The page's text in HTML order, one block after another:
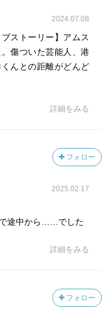
2024.07.08
ストーリー】アムス
傷ついた芸能人、港
んとの距離がどんど
詳細をみる
フォロー
2025.02.17
で途中から……でした
詳細をみる
フォロー